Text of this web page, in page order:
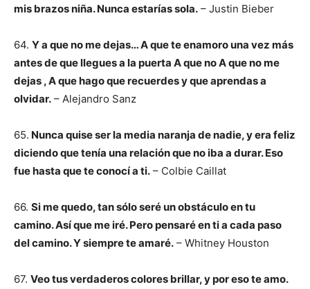
mis brazos niña. Nunca estarías sola. – Justin Bieber
64. Y a que no me dejas… A que te enamoro una vez más
antes de que llegues a la puerta A que no A que no me
dejas , A que hago que recuerdes y que aprendas a
olvidar. – Alejandro Sanz
65. Nunca quise ser la media naranja de nadie, y era feliz
diciendo que tenía una relación que no iba a durar. Eso
fue hasta que te conocí a ti. – Colbie Caillat
66. Si me quedo, tan sólo seré un obstáculo en tu
camino. Así que me iré. Pero pensaré en ti a cada paso
del camino. Y siempre te amaré. – Whitney Houston
67. Veo tus verdaderos colores brillar, y por eso te amo.